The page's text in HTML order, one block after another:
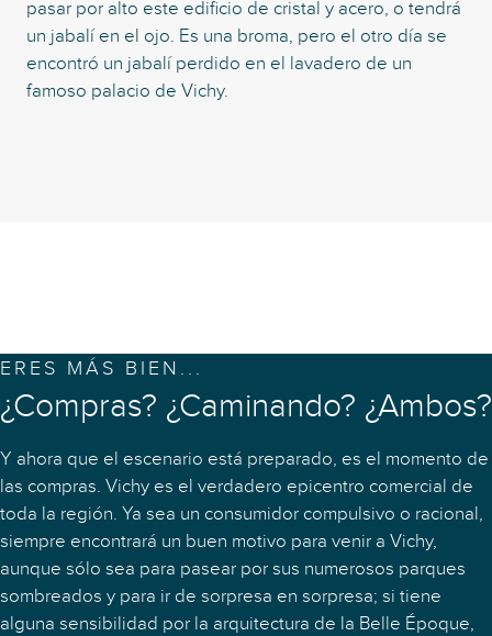
pasar por alto este edificio de cristal y acero, o tendrá
un jabalí en el ojo. Es una broma, pero el otro día se
encontró un jabalí perdido en el lavadero de un
famoso palacio de Vichy.
ERES MÁS BIEN...
¿Compras? ¿Caminando? ¿Ambos?
Y ahora que el escenario está preparado, es el momento de
las compras. Vichy es el verdadero epicentro comercial de
toda la región. Ya sea un consumidor compulsivo o racional,
siempre encontrará un buen motivo para venir a Vichy,
aunque sólo sea para pasear por sus numerosos parques
sombreados y para ir de sorpresa en sorpresa; si tiene
alguna sensibilidad por la arquitectura de la Belle Époque,